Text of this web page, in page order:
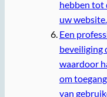
hebben tot
uw website.
Een
beveiliging
waardoor
om
van